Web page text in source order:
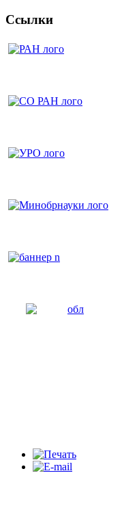
Ссылки